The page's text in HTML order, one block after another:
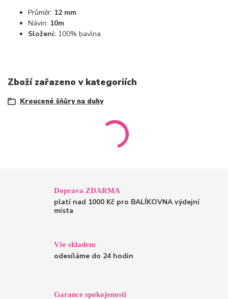
Průměr: 12 mm
Návin: 10m
Složení: 100% bavlna
Zboží zařazeno v kategoriích
Kroucené šňůry na duhy
Doprava ZDARMA
platí nad 1000 Kč pro BALÍKOVNA výdejní
místa
Vše skladem
odesíláme do 24 hodin
Garance spokojenosti